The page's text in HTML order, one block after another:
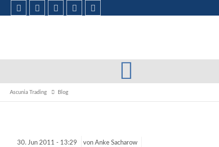
Ascunia Trading Blog
30. Jun 2011 - 13:29 von Anke Sacharow